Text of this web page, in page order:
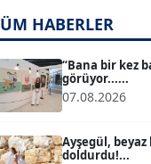
T TUĞÇE
ATİLLA
HABERLER
“Bana bir kez
görüyor......
07.08.2026
Ayşegül,
doldurdu!...